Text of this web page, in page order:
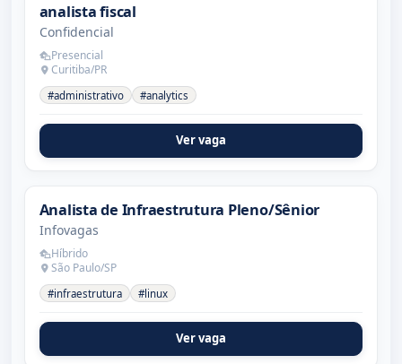
analista fiscal
Confidencial
Presencial
Curitiba/PR
#administrativo #analytics
Ver vaga
Analista de Infraestrutura Pleno/Sênior
Infovagas
Híbrido
São Paulo/SP
#infraestrutura #linux
Ver vaga